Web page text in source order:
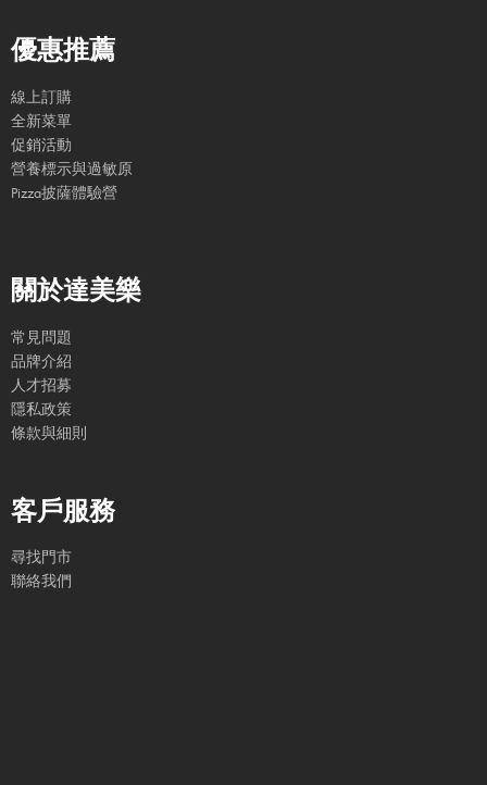
優惠推薦
線上訂購
全新菜單
促銷活動
營養標示與過敏原
Pizza披薩體驗營
關於達美樂
常見問題
品牌介紹
人才招募
隱私政策
條款與細則
客戶服務
尋找門市
聯絡我們